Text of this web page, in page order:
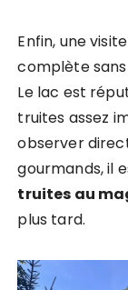
Enfin, une
complète
Le lac est
truites assez
observer
gourmands, il
truites au
plus tard.